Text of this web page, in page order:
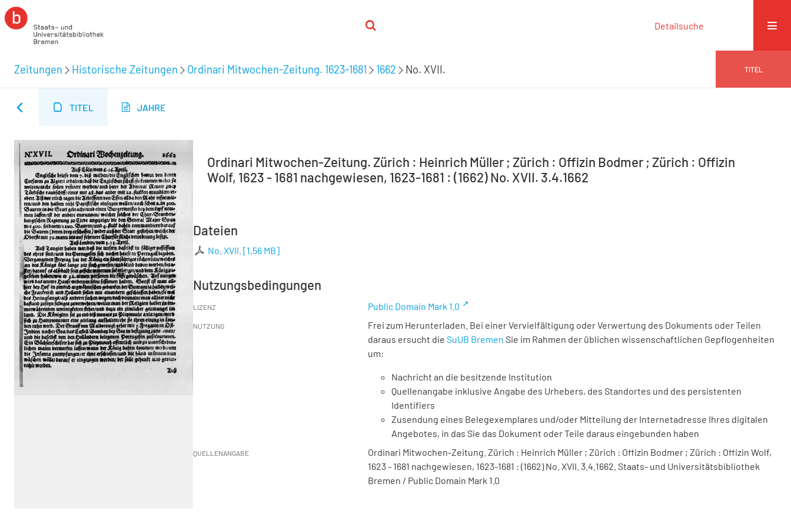
Detailsuche
Zeitungen Historische Zeitungen Ordinari Mitwochen-Zeitung. 1623-1681 1662 No. XVII. TITEL
TITEL JAHRE
Ordinari Mitwochen-Zeitung. Zürich : Heinrich Müller ; Zürich : Offizin Bodmer ; Zürich : Offizin
Wolf, 1623 - 1681 nachgewiesen, 1623-1681 : (1662) No. XVII. 3.4.1662
Dateien
No. XVII. [1,56 MB]
Nutzungsbedingungen
LIZENZ Public Domain Mark 1.0
NUTZUNG
Frei zum Herunterladen. Bei einer Vervielfältigung oder Verwertung des Dokuments oder Teilen
daraus ersucht die SuUB Bremen Sie im Rahmen der üblichen wissenschaftlichen Gepflogenheiten
um:
Nachricht an die besitzende Institution
Quellenangabe inklusive Angabe des Urhebers, des Standortes und des persistenten
Identifiers
Zusendung eines Belegexemplares und/oder Mitteilung der Internetadresse Ihres digitalen
Angebotes, in das Sie das Dokument oder Teile daraus eingebunden haben
QUELLENANGABE
Ordinari Mitwochen-Zeitung. Zürich : Heinrich Müller ; Zürich : Offizin Bodmer ; Zürich : Offizin Wolf,
1623 - 1681 nachgewiesen, 1623-1681 : (1662) No. XVII. 3.4.1662. Staats- und Universitätsbibliothek
Bremen / Public Domain Mark 1.0